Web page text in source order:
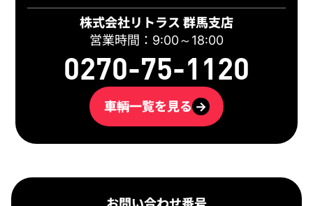
株式会社リトラス 群馬支店
営業時間：9:00～18:00
0270-75-1120
車輌一覧を見る →